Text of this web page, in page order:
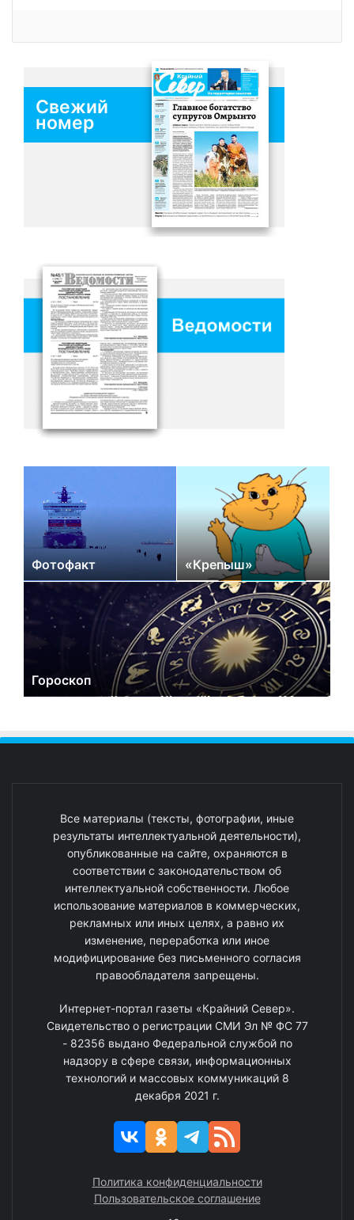
Свежий
номер
Фотофакт «Крепыш»
Гороскоп
Все материалы (тексты, фотографии, иные
результаты интеллектуальной деятельности),
опубликованные на сайте, охраняются в
соответствии с законодательством об
интеллектуальной собственности. Любое
использование материалов в коммерческих,
рекламных или иных целях, а равно их
изменение, переработка или иное
модифицирование без письменного согласия
правообладателя запрещены.
Интернет-портал газеты «Крайний Север».
Свидетельство о регистрации СМИ Эл № ФС 77
- 82356 выдано Федеральной службой по
надзору в сфере связи, информационных
технологий и массовых коммуникаций 8
декабря 2021 г.
Политика конфиденциальности
Пользовательское соглашение